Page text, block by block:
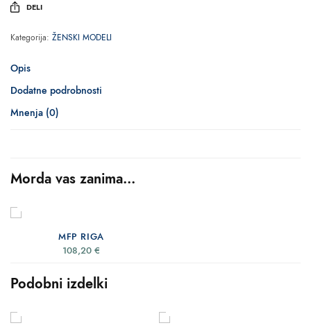
DELI
Kategorija: ŽENSKI MODELI
Opis
Dodatne podrobnosti
Mnenja (0)
Morda vas zanima...
MFP RIGA
108,20 €
Podobni izdelki